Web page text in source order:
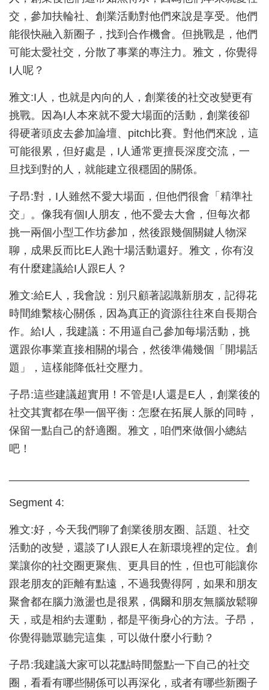
交，參加扶輪社、創業活動對他們來說是享受。他們
能很快融入新圈子，找到合作機會。但挑戰是，他們
可能太愛社交，分散了事業的專注力。雅文，你覺得
I人呢？
雅文:I人，也就是內向的人，創業後的社交改變更有
挑戰。因為I人本來就不愛大場面的活動，創業後卻
得硬著頭皮去參加論壇、pitch比賽。對他們來說，這
可能很累，但好處是，I人通常更擅長深度交流，一
旦找到對的人，就能建立很穩固的關係。
子昂:對，I人雖然不愛大場面，但他們很會「精準社
交」。像我有個I人朋友，他不愛去大會，但每次都
挑一兩個小型工作坊參加，然後跟幾個關鍵人物深
聊，成果反而比E人跑十場活動還好。雅文，你有沒
有什麼建議給I人跟E人？
雅文:給E人，我會說：別只顧著認識新朋友，記得花
時間維繫核心關係，因為真正的資源往往來自長期合
作。給I人，我建議：不用逼自己參加每場活動，挑
選跟你事業直接相關的場合，然後準備幾個「開場話
題」，這樣能降低社交壓力。
子昂:這些建議超實用！不管是I人還是E人，創業後的
社交其實都在學一個平衡：怎麼在拓展人脈的同時，
保留一點自己的舒適圈。雅文，咱們來做個小總結
吧！
Segment 4:
雅文:好，今天我們聊了創業後朋友圈、話題、社交
活動的改變，還談了I人跟E人在新環境裡的定位。創
業讓你的社交圈更聚焦、更具目的性，但也可能讓你
跟老朋友的距離有點遠，不過我覺得阿，如果和朋友
聚會都在腦力激盪也是很累，偶爾和朋友無腦放鬆聊
天，或是相約去運動，都是平衡身心的方法。子昂，
你覺得聽眾聽完這集，可以做什麼小行動？
子昂:我建議大家可以花點時間盤點一下自己的社交
圈，看看有哪些關係可以再深化，或者有哪些新圈子